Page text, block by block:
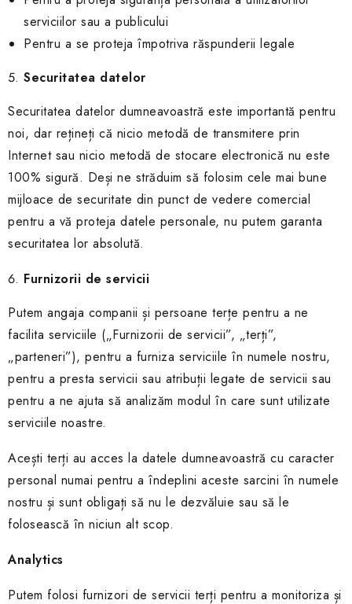
serviciilor sau a publicului
Pentru a se proteja împotriva răspunderii legale
Securitatea datelor
Securitatea datelor dumneavoastră este importantă pentru
noi, dar rețineți că nicio metodă de transmitere prin
Internet sau nicio metodă de stocare electronică nu este
100% sigură. Deși ne străduim să folosim cele mai bune
mijloace de securitate din punct de vedere comercial
pentru a vă proteja datele personale, nu putem garanta
securitatea lor absolută.
Furnizorii de servicii
Putem angaja companii și persoane terțe pentru a ne
facilita serviciile („Furnizorii de servicii”, „terți”,
„parteneri”), pentru a furniza serviciile în numele nostru,
pentru a presta servicii sau atribuții legate de servicii sau
pentru a ne ajuta să analizăm modul în care sunt utilizate
serviciile noastre.
Acești terți au acces la datele dumneavoastră cu caracter
personal numai pentru a îndeplini aceste sarcini în numele
nostru și sunt obligați să nu le dezvăluie sau să le
folosească în niciun alt scop.
Analytics
Putem folosi furnizori de servicii terți pentru a monitoriza și